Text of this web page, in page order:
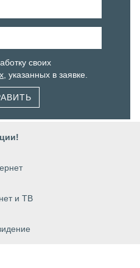
своих
, указанных в заявке.
и ТВ